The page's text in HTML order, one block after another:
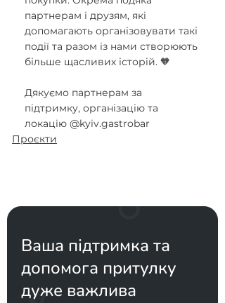
партнерам і друзям, які
допомагають організовувати такі
події та разом із нами створюють
більше щасливих історій. 🧡
Дякуємо партнерам за
підтримку, організацію та
локацію @kyiv.gastrobar
Проєкти
Ваша підтримка та
допомога притулку
дуже важлива